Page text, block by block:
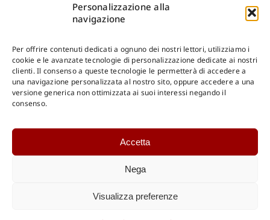
Personalizzazione alla
navigazione
Per offrire contenuti dedicati a ognuno dei nostri lettori, utilizziamo i
cookie e le avanzate tecnologie di personalizzazione dedicate ai nostri
clienti. Il consenso a queste tecnologie le permetterà di accedere a
una navigazione personalizzata al nostro sito, oppure accedere a una
versione generica non ottimizzata ai suoi interessi negando il
consenso.
Accetta
Nega
Visualizza preferenze
Shop Gangemi Editore-Pagamenti Sicuri e anche Rateali
Catalogo Internazionale
DOWNLOAD
Catalogo Internazionale